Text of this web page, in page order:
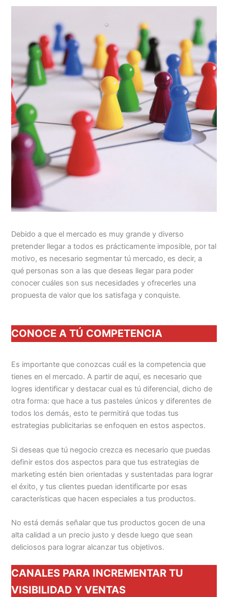
Debido a que el mercado es muy grande y diverso
pretender llegar a todos es prácticamente imposible, por tal
motivo, es necesario segmentar tú mercado, es decir, a
qué personas son a las que deseas llegar para poder
conocer cuáles son sus necesidades y ofrecerles una
propuesta de valor que los satisfaga y conquiste.
CONOCE A TÚ COMPETENCIA
Es importante que conozcas cuál es la competencia que
tienes en el mercado. A partir de aquí, es necesario que
logres identificar y destacar cual es tú diferencial, dicho de
otra forma: que hace a tus pasteles únicos y diferentes de
todos los demás, esto te permitirá que todas tus
estrategias publicitarias se enfoquen en estos aspectos.
Si deseas que tú negocio crezca es necesario que puedas
definir estos dos aspectos para que tus estrategias de
marketing estén bien orientadas y sustentadas para lograr
el éxito, y tus clientes puedan identificarte por esas
características que hacen especiales a tus productos.
No está demás señalar que tus productos gocen de una
alta calidad a un precio justo y desde luego que sean
deliciosos para lograr alcanzar tus objetivos.
CANALES PARA INCREMENTAR TU
VISIBILIDAD Y VENTAS